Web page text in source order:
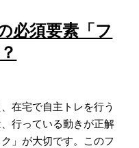
必須要素「フ
在宅で自主トレを行う
行っている動きが正解
」が大切です。このフ